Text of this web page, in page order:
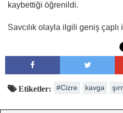
kaybettiği öğrenildi.
Savcılık olayla ilgili geniş çaplı
Etiketler: #Cizre kavga